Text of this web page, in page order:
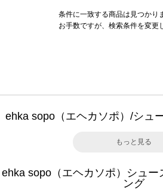
条件に一致する商品は見つかり
お手数ですが、検索条件を変更
ehka sopo（エヘカソポ）/シュ
もっと見る
ehka sopo（エヘカソポ）シュー
ング